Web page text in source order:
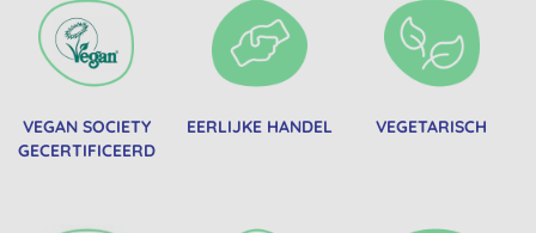
VEGAN SOCIETY
GECERTIFICEERD
EERLIJKE HANDEL VEGETARISCH